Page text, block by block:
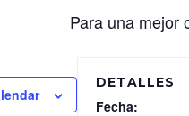
Para una mejor
DETALLES
Fecha: